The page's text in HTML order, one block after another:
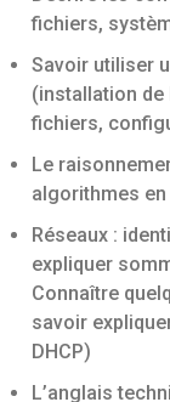
fichiers,
Savoir utiliser
(installation
fichiers,
Le
algorithmes
Réseaux :
expliquer
Connaître
savoir
DHCP)
L’anglais